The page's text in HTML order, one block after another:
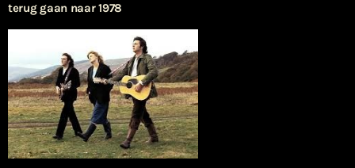
terug gaan naar 1978